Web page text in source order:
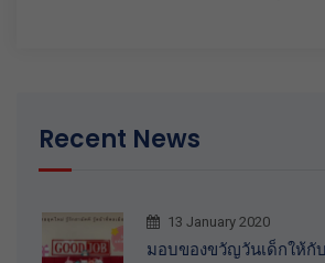
Recent News
13 January 2020
มอบของขวัญวันเด็กให้กั